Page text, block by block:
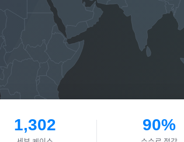
1,302 90%